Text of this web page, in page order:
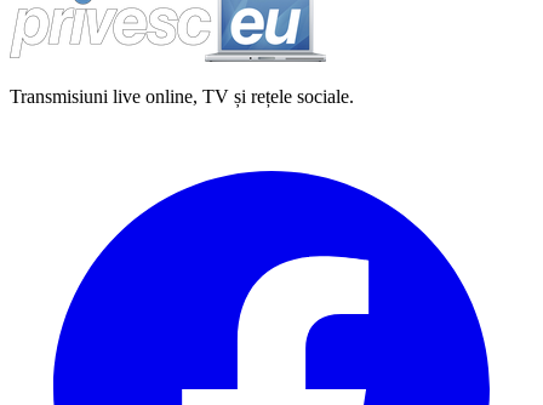
Transmisiuni live online, TV și rețele sociale.